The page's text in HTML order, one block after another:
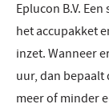
Eplucon B.V.
het accupakket
inzet. Wanneer
uur, dan
meer of minder